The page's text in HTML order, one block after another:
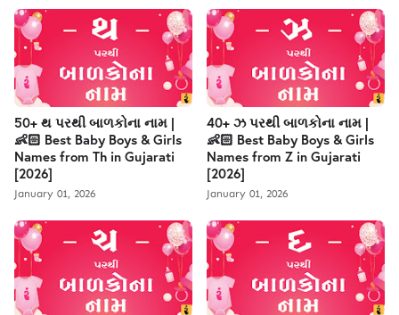
50+ થ પરથી બાળકોના નામ |
👶🏻 Best Baby Boys & Girls
Names from Th in Gujarati
[2026]
January 01, 2026
40+ ઝ પરથી બાળકોના નામ |
👶🏻 Best Baby Boys & Girls
Names from Z in Gujarati
[2026]
January 01, 2026